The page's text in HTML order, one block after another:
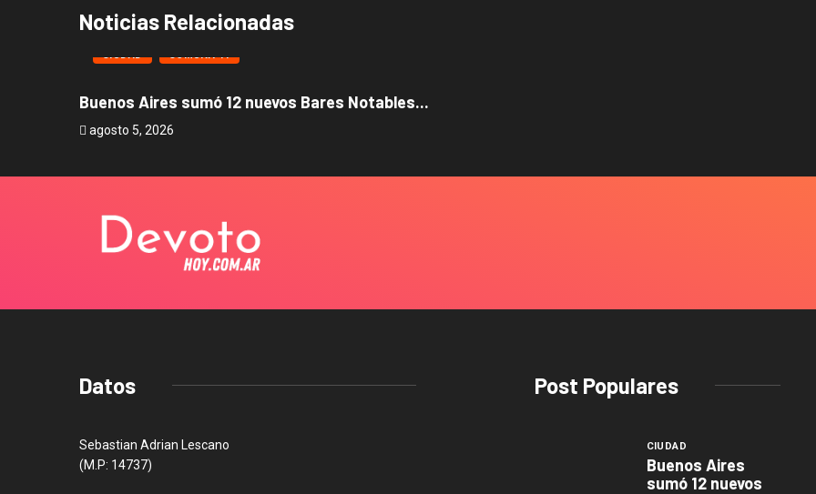
Noticias Relacionadas
CIUDAD COMUNA 11
Buenos Aires sumó 12 nuevos Bares Notables...
agosto 5, 2026
Datos
Sebastian Adrian Lescano
(M.P: 14737)
Post Populares
CIUDAD
Buenos Aires
sumó 12 nuevos